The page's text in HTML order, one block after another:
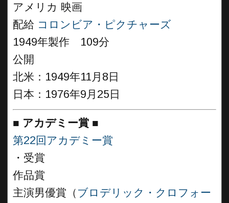
アメリカ 映画
配給 コロンビア・ピクチャーズ
1949年製作 109分
公開
北米：1949年11月8日
日本：1976年9月25日
■ アカデミー賞 ■
第22回アカデミー賞
・受賞
作品賞
主演男優賞（ ブロデリック・クロフォー